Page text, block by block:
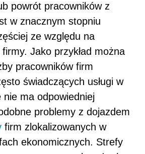
powrót pracowników z
w znacznym stopniu
ze względu na
Jako przykład można
pracowników firm
świadczących usługi w
nie ma odpowiedniej
problemy z dojazdem
firm zlokalizowanych w
ekonomicznych. Strefy